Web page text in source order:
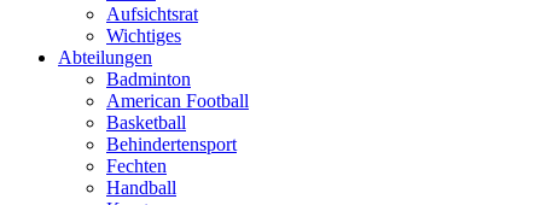
Aufsichtsrat
Wichtiges
Abteilungen
Badminton
American Football
Basketball
Behindertensport
Fechten
Handball